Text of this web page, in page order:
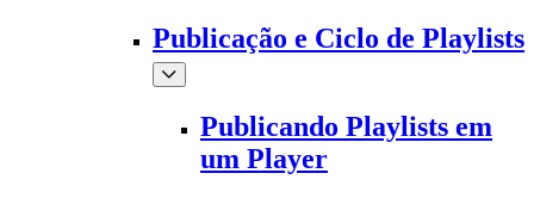
Publicação e Ciclo de Playlists
Publicando Playlists em
um Player